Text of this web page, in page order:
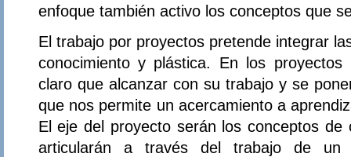
enfoque también activo los conceptos que
El trabajo por proyectos pretende integrar
conocimiento y plástica. En los
claro que alcanzar con su trabajo y se
que nos permite un acercamiento a
El eje del proyecto serán los conceptos
articularán a través del trabajo de